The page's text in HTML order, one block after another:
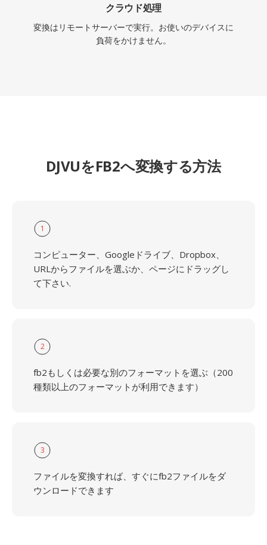
クラウド処理
変換はリモートサーバーで実行。お使いのデバイスに
負荷をかけません。
DJVUをFB2へ変換する方法
1
コンピューター、Googleドライブ、Dropbox、
URLからファイルを選ぶか、ページにドラッグし
て下さい.
2
fb2もしくは必要な別のフォーマットを選ぶ（200
種類以上のフォーマットが利用できます）
3
ファイルを変換すれば、すぐにfb2ファイルをダ
ウンロードできます